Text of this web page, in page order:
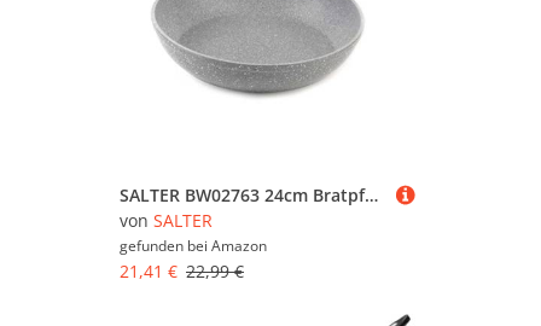
SALTER BW02763 24cm Bratpfanne - Geschmiedetes Aluminium Pfanne mit Antihaftbeschichtung, Universalpfanne Induktion, Spülmaschinenreinigung geeignet, Marblestone Kollektion, für Fisch/Fleisch/Gemüse
von SALTER
gefunden bei Amazon
21,41 € 22,99 €